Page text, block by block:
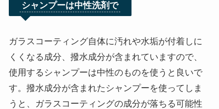
シャンプーは中性洗剤で
ガラスコーティング自体に汚れや水垢が付着しに
くくなる成分、撥水成分が含まれていますので、
使用するシャンプーは中性のものを使うと良いで
す。撥水成分が含まれたシャンプーを使ってしま
うと、ガラスコーティングの成分が落ちる可能性